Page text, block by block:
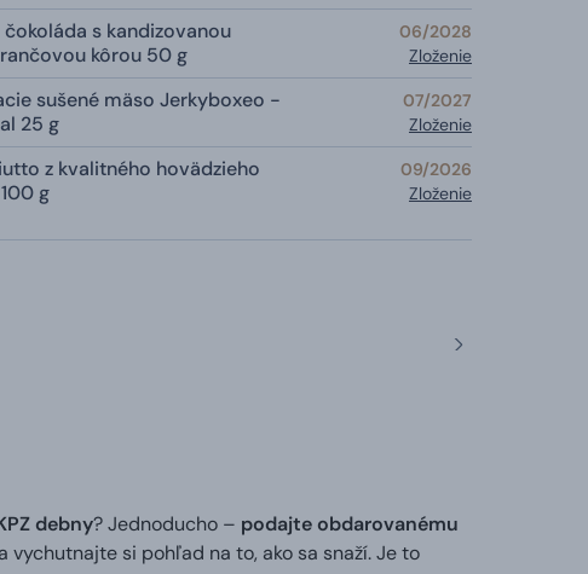
čokoláda s kandizovanou
kôrou 50 g
06/2028
Zloženie
sušené mäso Jerkyboxeo -
25 g
07/2027
Zloženie
z kvalitného hovädzieho
g
09/2026
Zloženie
debny? Jednoducho – podajte obdarovanému
vychutnajte si pohľad na to, ako sa snaží. Je to